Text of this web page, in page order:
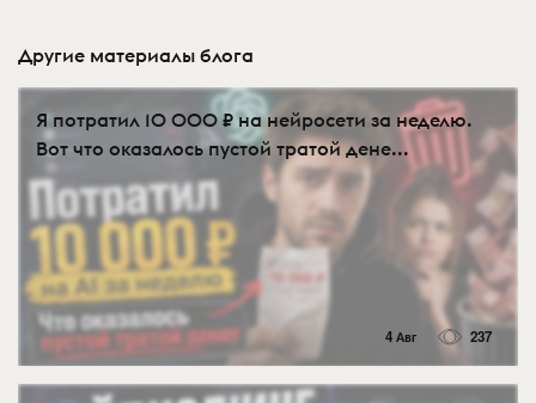
Другие материалы блога
Я потратил 10 000 ₽ на нейросети за неделю.
Вот что оказалось пустой тратой дене...
4 Авг 237